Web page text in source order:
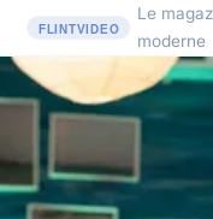
Le
moderne